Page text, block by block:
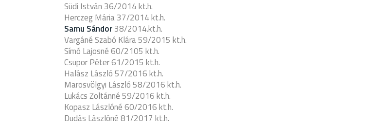
Südi István 36/2014 kt.h.
Herczeg Mária 37/2014 kt.h.
Samu Sándor38/2014.kt.h.
Vargáné Szabó Klára 59/2015 kt.h.
Símó Lajosné 60/2105 kt.h.
Csupor Péter 61/2015 kt.h.
Halász László 57/2016 kt.h.
Marosvölgyi László 58/2016 kt.h.
Lukács Zoltánné 59/2016 kt.h.
Kopasz Lászlóné 60/2016 kt.h.
Dudás Lászlóné 81/2017 kt.h.